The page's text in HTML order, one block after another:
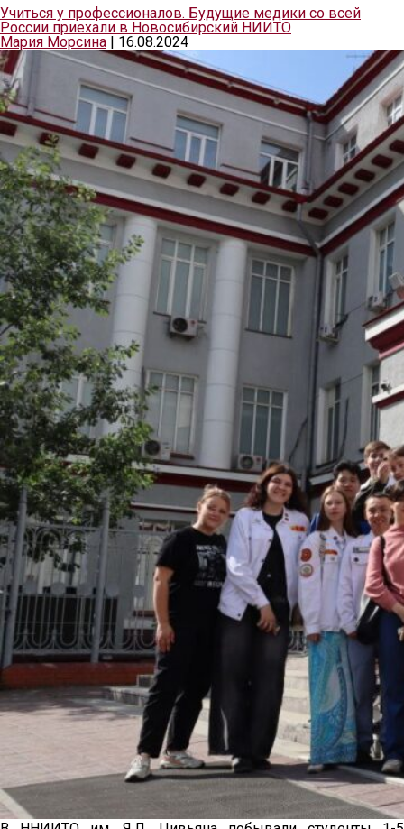
Учиться у профессионалов. Будущие медики со всей
России приехали в Новосибирский НИИТО
Мария Морсина
16.08.2024